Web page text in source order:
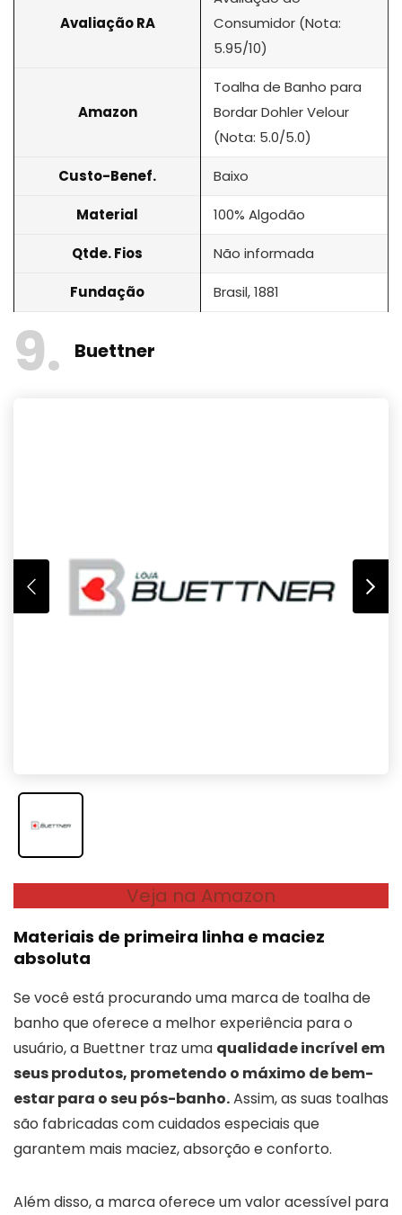
Avaliação RA
Consumidor (Nota:
5.95/10)
Amazon
Toalha de Banho para
Bordar Dohler Velour
(Nota: 5.0/5.0)
Custo-Benef. Baixo
Material 100% Algodão
Qtde. Fios Não informada
Fundação Brasil, 1881
9 Buettner
Veja na Amazon
Materiais de primeira linha e maciez
absoluta
Se você está procurando uma marca de toalha de
banho que oferece a melhor experiência para o
usuário, a Buettner traz uma qualidade incrível em
seus produtos, prometendo o máximo de bem-
estar para o seu pós-banho.Assim, as suas toalhas
são fabricadas com cuidados especiais que
garantem mais maciez, absorção e conforto.
Além disso, a marca oferece um valor acessível para